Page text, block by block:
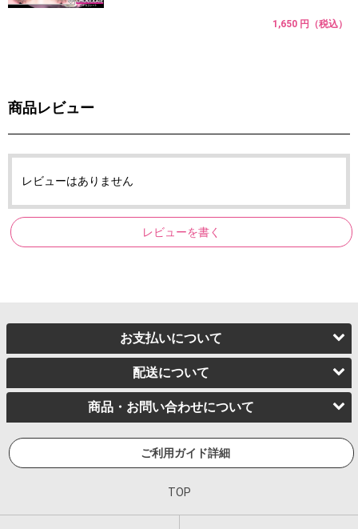
1,650 円（税込）
商品レビュー
レビューはありません
レビューを書く
お支払いについて
配送について
商品・お問い合わせについて
ご利用ガイド詳細
TOP